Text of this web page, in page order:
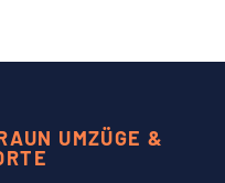
UMZÜGE &